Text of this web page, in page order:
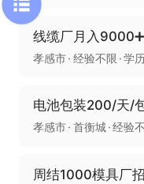
线缆厂月入
孝感市 经验不限 学
电池包装200/天/
孝感市 首衡城 经验
周结1000模具厂